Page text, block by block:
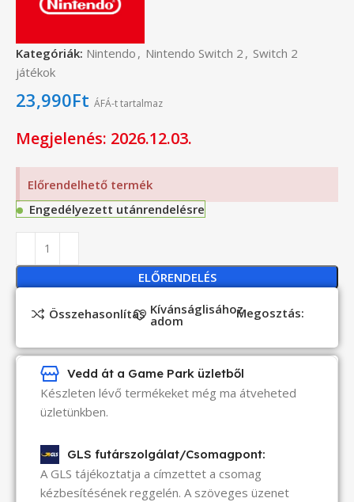
Kategóriák: Nintendo , Nintendo Switch 2 , Switch 2
játékok
23,990Ft ÁFÁ-t tartalmaz
Megjelenés: 2026.12.03.
Előrendelhető termék
Engedélyezett utánrendelésre
ELŐRENDELÉS
Összehasonlítás Kívánságlisához
adom Megosztás:
Vedd át a Game Park üzletből
Készleten lévő termékeket még ma átveheted
üzletünkben.
GLS futárszolgálat/Csomagpont:
A GLS tájékoztatja a címzettet a csomag
kézbesítésének reggelén. A szöveges üzenet